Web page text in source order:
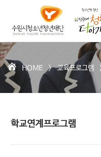
본
시
청
소
년
청
년
재
단
HOME >교육프로그램
학교연계프로그램